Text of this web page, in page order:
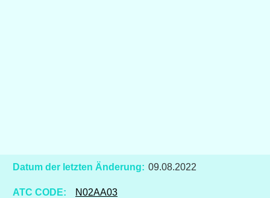
Datum der letzten Änderung: 09.08.2022
ATC CODE: N02AA03